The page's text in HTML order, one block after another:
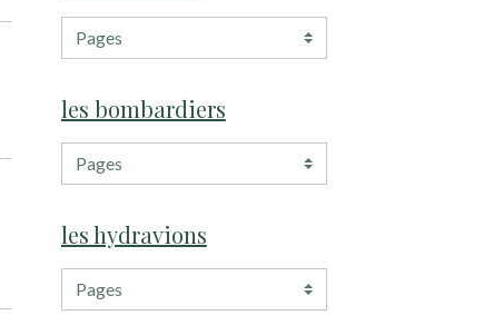
les bombardiers
les hydravions